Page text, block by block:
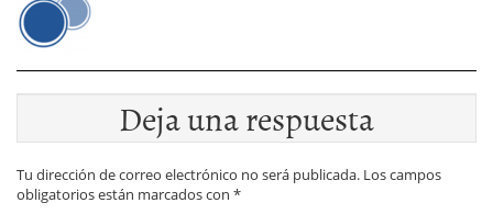
Deja una respuesta
Tu dirección de correo electrónico no será publicada. Los campos
obligatorios están marcados con *